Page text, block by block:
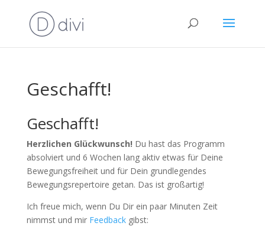
Geschafft!
Geschafft!
Herzlichen Glückwunsch! Du hast das Programm
absolviert und 6 Wochen lang aktiv etwas für Deine
Bewegungsfreiheit und für Dein grundlegendes
Bewegungsrepertoire getan. Das ist großartig!
Ich freue mich, wenn Du Dir ein paar Minuten Zeit
nimmst und mir Feedbackgibst: